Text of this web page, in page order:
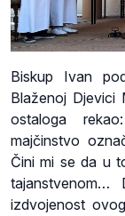
Biskup Ivan
Blaženoj Djevici
ostaloga
majčinstvo
Čini mi se da u
tajanstvenom…
izdvojenost